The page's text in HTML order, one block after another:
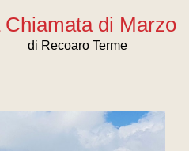
Chiamata di Marzo
di Recoaro Terme